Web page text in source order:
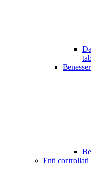
Enti controllati